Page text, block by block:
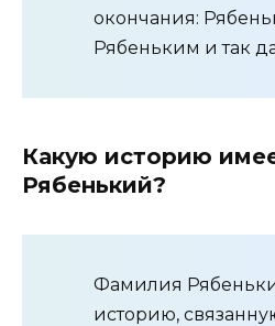
окончания:
Рябеньким и так
Какую историю
Рябенький?
Фамилия
историю,